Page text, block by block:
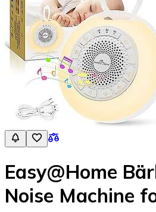
Easy@Home
Noise Machine